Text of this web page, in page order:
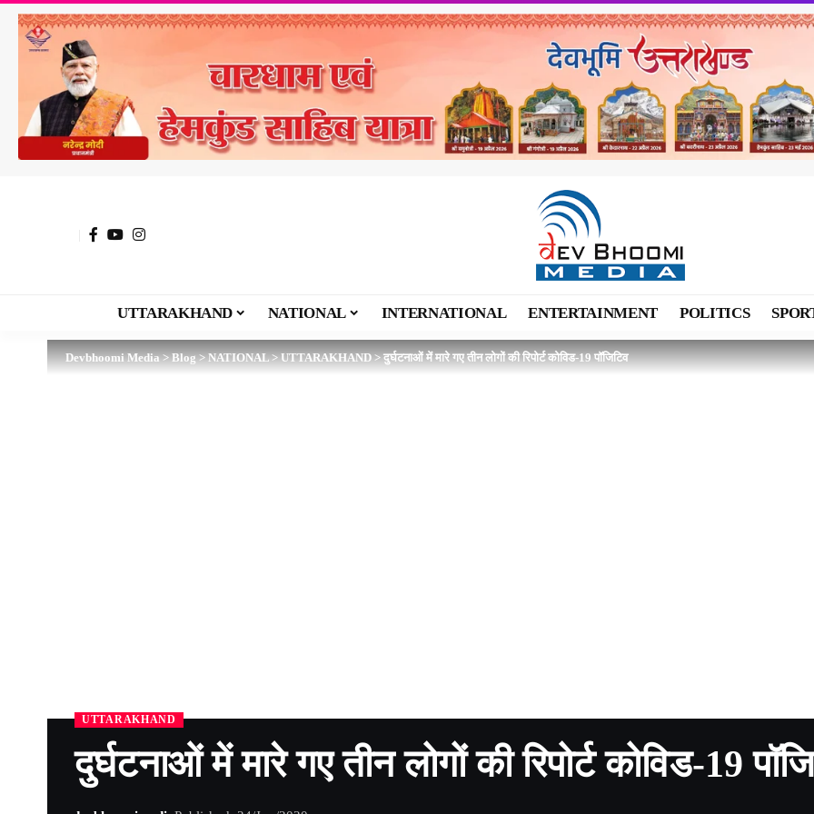
UTTARAKHAND NATIONAL INTERNATIONAL ENTERTAINMENT POLITICS
Devbhoomi Media>Blog>NATIONAL>UTTARAKHAND>दुर्घटनाओं में मारे गए तीन लोगों की रिपोर्ट कोविड-19 पॉजिटिव
UTTARAKHAND
दुर्घटनाओं में मारे गए तीन लोगों की रिपोर्ट कोविड-19